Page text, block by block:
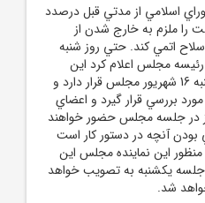
اسلامي از مدتي قبل درصدد
را ملزم به خارج شدن از
اتمي کند. حتي روز شنبه
مجلس اعلام کرد اين
اقدام در دستور کار جلسه يکشنبه 16 شهريور مجلس قرار دارد و
بررسي قرار گيرد و اعضاي
در جلسه مجلس حضور خواهند
آنچه در دستور کار است
اين نماينده مجلس اين
يکشنبه به تصويب خواهد
شد.